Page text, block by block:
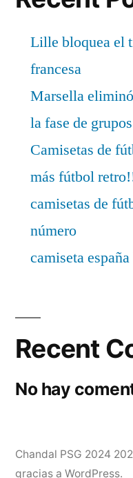
Lille bloquea el
francesa
Marsella
la fase de
Camisetas de
más fútbol
camisetas de
número
camiseta
Recent
No hay
Chandal PSG 2024
gracias a WordPress.